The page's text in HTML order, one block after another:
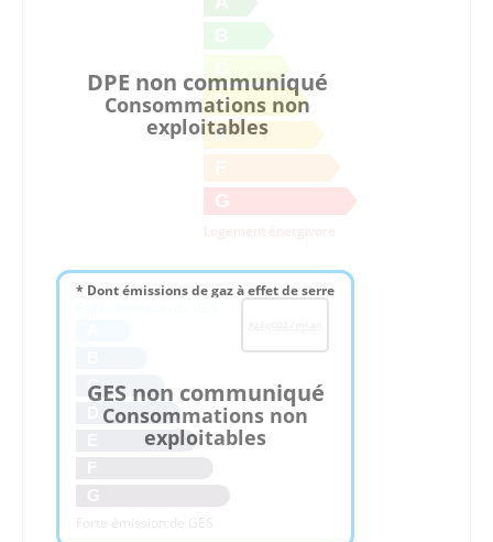
D
E
G
Logement énergivore
DPE non communiqué
Consommations non
exploitables
* Dont émissions de gaz à effet de serre
C
G
GES non communiqué
Consommations non
exploitables